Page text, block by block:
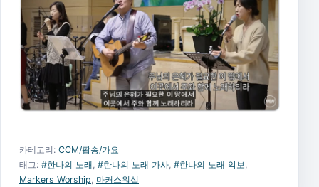
카테고리: CCM/팝송/가요
태그: #한나의 노래 #한나의 노래 가사 #한나의 노래 악보
Markers Worship 마커스워십